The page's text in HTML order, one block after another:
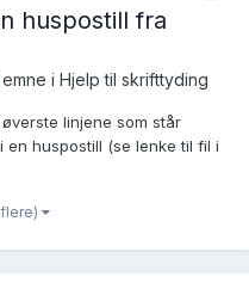
huspostill fra
i Hjelp til skrifttyding
linjene som står
huspostill (se lenke til fil i
Så langt har
a...